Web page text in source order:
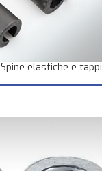
Spine elastiche e tappi